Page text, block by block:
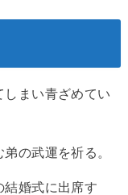
まい青ざめてい
の武運を祈る。
結婚式に出席す